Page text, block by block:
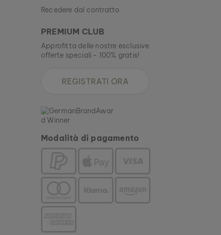
Recedere dal contratto
PREMIUM CLUB
Approfitta delle nostre esclusive
offerte speciali - 100% gratis!
REGISTRATI ORA
Modalità di pagamento